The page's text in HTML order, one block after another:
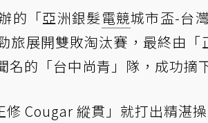
的「亞洲銀髮電競城市盃-台
旅展開雙敗淘汰賽，最終由「
的「台中尚青」隊，成功摘
Cougar 縱貫」就打出精湛